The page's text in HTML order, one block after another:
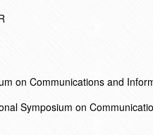
on Communications and
Symposium on